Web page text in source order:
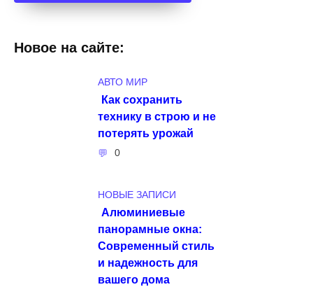
Новое на сайте:
АВТО МИР
Как сохранить
технику в строю и не
потерять урожай
0
НОВЫЕ ЗАПИСИ
Алюминиевые
панорамные окна:
Современный стиль
и надежность для
вашего дома